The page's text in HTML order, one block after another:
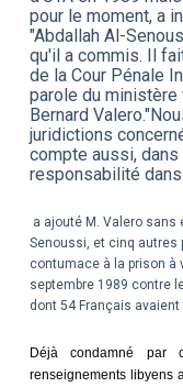
pour le moment, a
"Abdallah Al-
qu'il a commis. Il
de la Cour Pénale
parole du
Bernard
juridictions
compte aussi,
responsabilité
a ajouté M. Valero sans
Senoussi, et cinq autres
contumace à la prison à
septembre 1989 contre
dont 54 Français avaient
Déjà condamné par
renseignements libyens